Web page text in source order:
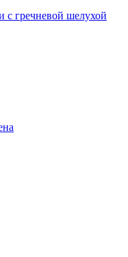
с гречневой шелухой